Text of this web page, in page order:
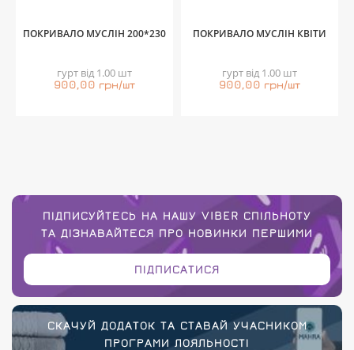
ПОКРИВАЛО МУСЛІН 200*230
гурт від 1.00 шт
900,00 грн/шт
ПОКРИВАЛО МУСЛІН КВІТИ
гурт від 1.00 шт
900,00 грн/шт
ПІДПИСУЙТЕСЬ НА НАШУ VIBER СПІЛЬНОТУ
ТА ДІЗНАВАЙТЕСЯ ПРО НОВИНКИ ПЕРШИМИ
ПІДПИСАТИСЯ
СКАЧУЙ ДОДАТОК ТА СТАВАЙ УЧАСНИКОМ
ПРОГРАМИ ЛОЯЛЬНОСТІ